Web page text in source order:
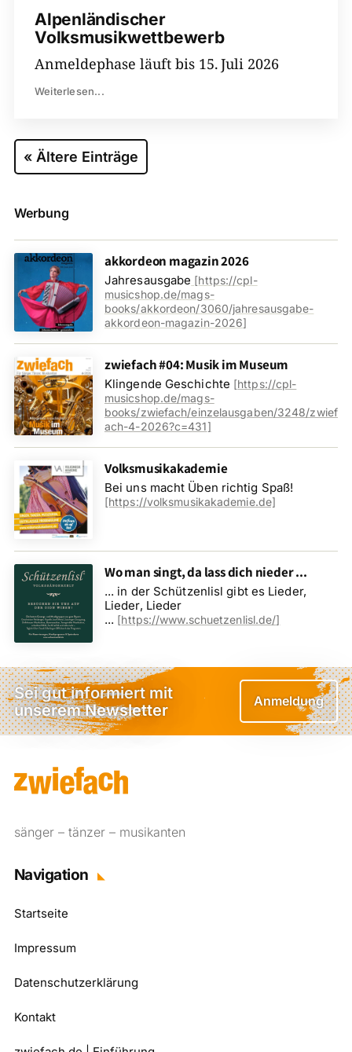
Alpenländischer
Volksmusikwettbewerb
Anmeldephase läuft bis 15. Juli 2026
Weiterlesen...
« Ältere Einträge
Werbung
akkordeon magazin 2026
Jahresausgabe [https://cpl-
musicshop.de/mags-
books/akkordeon/3060/jahresausgabe-
akkordeon-magazin-2026]
zwiefach #04: Musik im Museum
Klingende Geschichte [https://cpl-
musicshop.de/mags-
books/zwiefach/einzelausgaben/3248/zwief
ach-4-2026?c=431]
Volksmusikakademie
Bei uns macht Üben richtig Spaß!
[https://volksmusikakademie.de]
Wo man singt, da lass dich nieder ...
... in der Schützenlisl gibt es Lieder,
Lieder, Lieder
... [https://www.schuetzenlisl.de/]
Sei gut informiert mit
unserem Newsletter
Anmeldung
sänger – tänzer – musikanten
Navigation
Startseite
Impressum
Datenschutzerklärung
Kontakt